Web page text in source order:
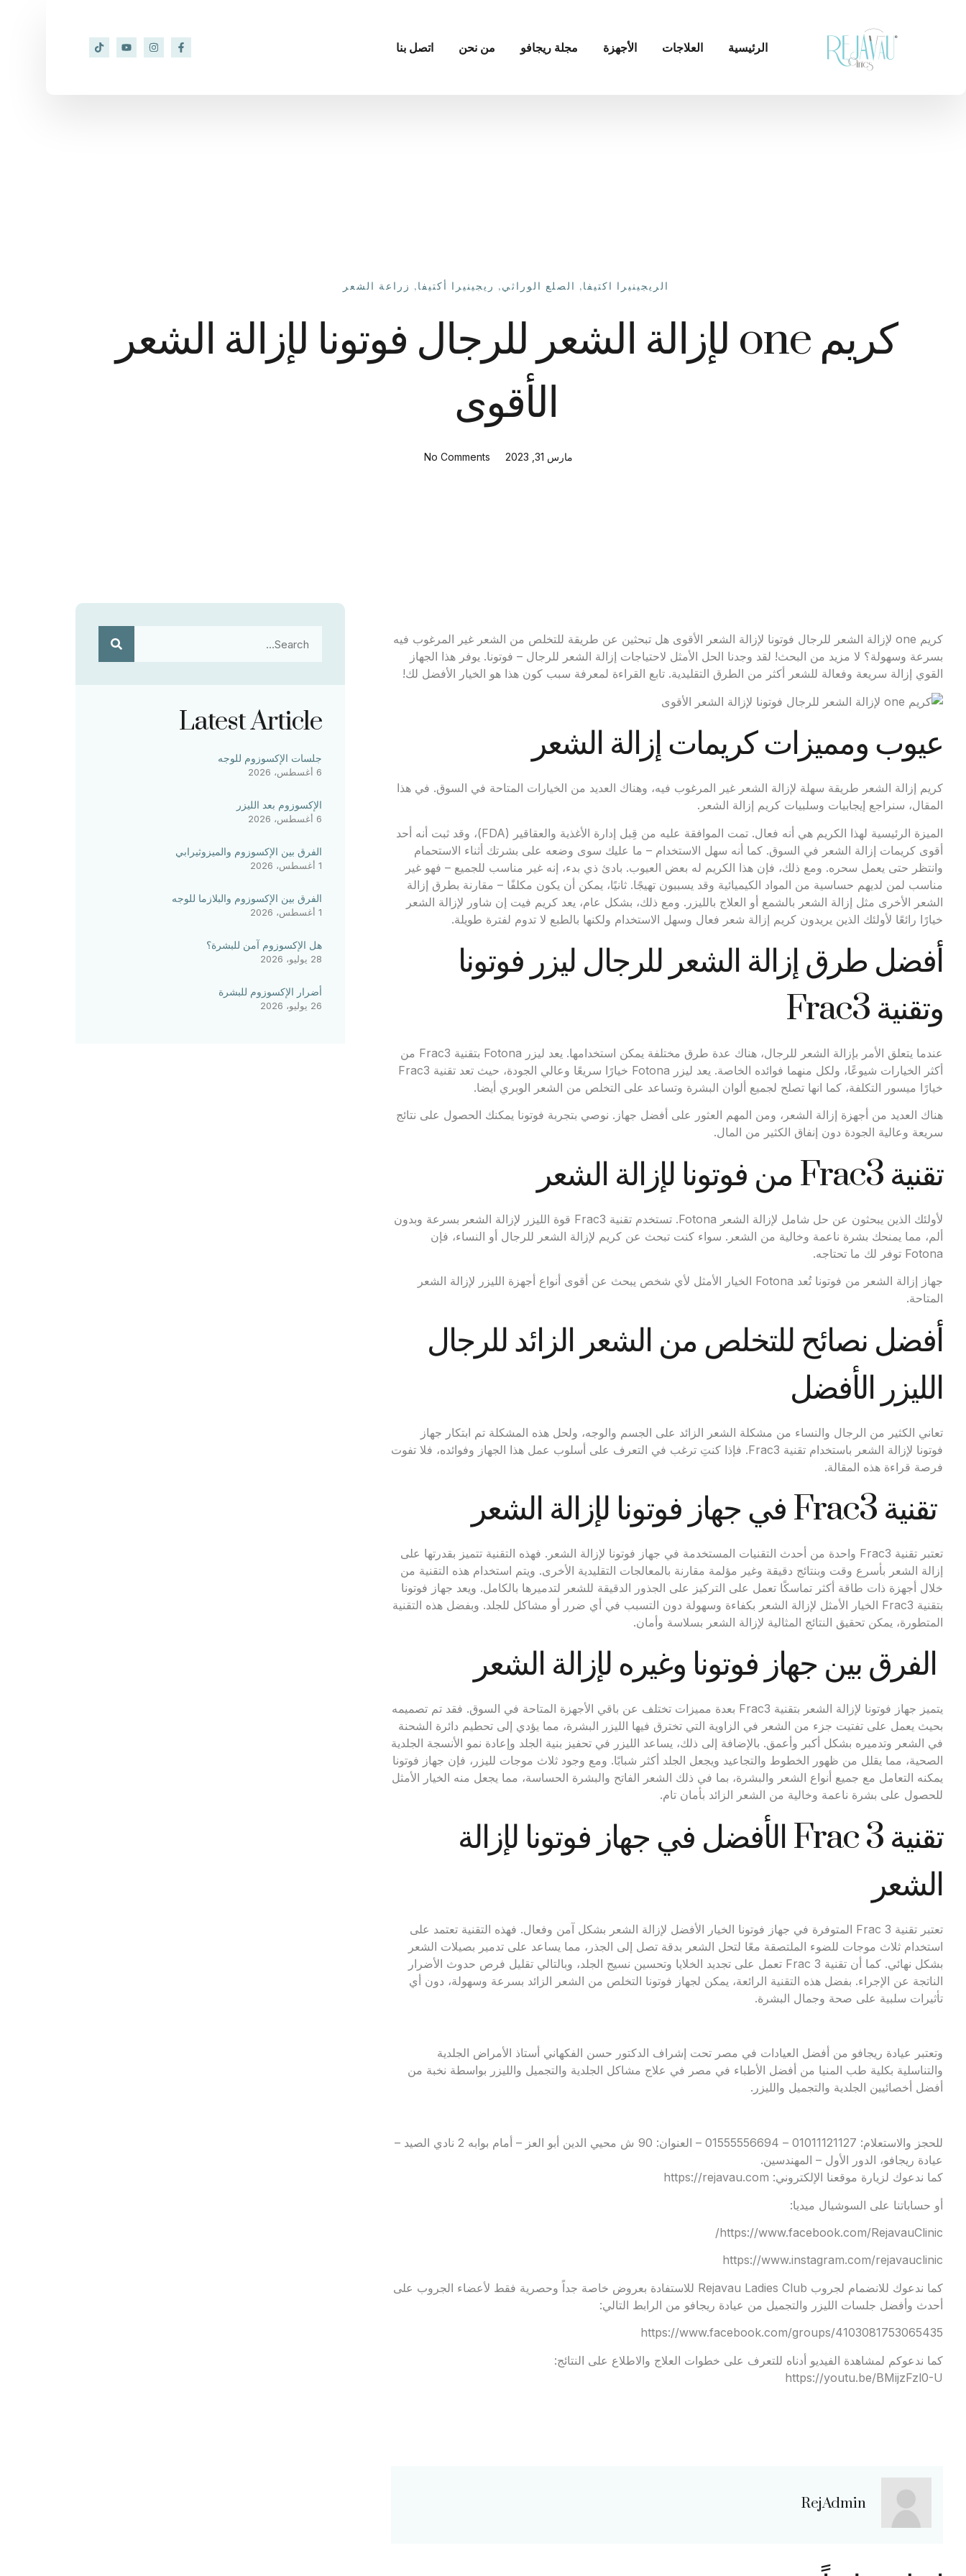
الرئيسية العلاجات الأجهزة مجلة ريجافو من نحن اتصل بنا
الريجينيرا اكتيفا, الصلع الوراثي, ريجينيرا أكتيفا, زراعة الشعر
كريم one لإزالة الشعر للرجال فوتونا لإزالة الشعر
الأقوى
مارس 31, 2023 No Comments
كريم one لإزالة الشعر للرجال فوتونا لإزالة الشعر الأقوى هل تبحثين عن طريقة للتخلص من الشعر غير المرغوب فيه
بسرعة وسهولة؟ لا مزيد من البحث! لقد وجدنا الحل الأمثل لاحتياجات إزالة الشعر للرجال – فوتونا. يوفر هذا الجهاز
القوي إزالة سريعة وفعالة للشعر أكثر من الطرق التقليدية. تابع القراءة لمعرفة سبب كون هذا هو الخيار الأفضل لك!
عيوب ومميزات كريمات إزالة الشعر
كريم إزالة الشعر طريقة سهلة لإزالة الشعر غير المرغوب فيه، وهناك العديد من الخيارات المتاحة في السوق. في هذا
المقال، سنراجع إيجابيات وسلبيات كريم إزالة الشعر.
الميزة الرئيسية لهذا الكريم هي أنه فعال. تمت الموافقة عليه من قِبل إدارة الأغذية والعقاقير (FDA)، وقد ثبت أنه أحد
أقوى كريمات إزالة الشعر في السوق. كما أنه سهل الاستخدام – ما عليك سوى وضعه على بشرتك أثناء الاستحمام
وانتظر حتى يعمل سحره. ومع ذلك، فإن هذا الكريم له بعض العيوب. بادئ ذي بدء، إنه غير مناسب للجميع – فهو غير
مناسب لمن لديهم حساسية من المواد الكيميائية وقد يسببون تهيجًا. ثانيًا، يمكن أن يكون مكلفًا – مقارنة بطرق إزالة
الشعر الأخرى مثل إزالة الشعر بالشمع أو العلاج بالليزر. ومع ذلك، بشكل عام، يعد كريم فيت إن شاور لإزالة الشعر
خيارًا رائعًا لأولئك الذين يريدون كريم إزالة شعر فعال وسهل الاستخدام ولكنها بالطبع لا تدوم لفترة طويلة.
أفضل طرق إزالة الشعر للرجال ليزر فوتونا
وتقنية Frac3
عندما يتعلق الأمر بإزالة الشعر للرجال، هناك عدة طرق مختلفة يمكن استخدامها. يعد ليزر Fotona بتقنية Frac3 من
أكثر الخيارات شيوعًا، ولكل منهما فوائده الخاصة. يعد ليزر Fotona خيارًا سريعًا وعالي الجودة، حيث تعد تقنية Frac3
خيارًا ميسور التكلفة، كما انها تصلح لجميع ألوان البشرة وتساعد على التخلص من الشعر الوبري أيضا.
هناك العديد من أجهزة إزالة الشعر، ومن المهم العثور على أفضل جهاز. نوصي بتجربة فوتونا يمكنك الحصول على نتائج
سريعة وعالية الجودة دون إنفاق الكثير من المال.
تقنية Frac3 من فوتونا لإزالة الشعر
لأولئك الذين يبحثون عن حل شامل لإزالة الشعر Fotona. تستخدم تقنية Frac3 قوة الليزر لإزالة الشعر بسرعة وبدون
ألم، مما يمنحك بشرة ناعمة وخالية من الشعر. سواء كنت تبحث عن كريم لإزالة الشعر للرجال أو النساء، فإن
Fotona توفر لك ما تحتاجه.
جهاز إزالة الشعر من فوتونا تُعد Fotona الخيار الأمثل لأي شخص يبحث عن أقوى أنواع أجهزة الليزر لإزالة الشعر
المتاحة.
أفضل نصائح للتخلص من الشعر الزائد للرجال
الليزر الأفضل
تعاني الكثير من الرجال والنساء من مشكلة الشعر الزائد على الجسم والوجه، ولحل هذه المشكلة تم ابتكار جهاز
فوتونا لإزالة الشعر باستخدام تقنية Frac3. فإذا كنتِ ترغب في التعرف على أسلوب عمل هذا الجهاز وفوائده، فلا تفوت
فرصة قراءة هذه المقالة.
تقنية Frac3 في جهاز فوتونا لإزالة الشعر
تعتبر تقنية Frac3 واحدة من أحدث التقنيات المستخدمة في جهاز فوتونا لإزالة الشعر. فهذه التقنية تتميز بقدرتها على
إزالة الشعر بأسرع وقت وبنتائج دقيقة وغير مؤلمة مقارنة بالمعالجات التقليدية الأخرى. ويتم استخدام هذه التقنية من
خلال أجهزة ذات طاقة أكثر تماسكًا تعمل على التركيز على الجذور الدقيقة للشعر لتدميرها بالكامل. ويعد جهاز فوتونا
بتقنية Frac3 الخيار الأمثل لإزالة الشعر بكفاءة وسهولة دون التسبب في أي ضرر أو مشاكل للجلد. وبفضل هذه التقنية
المتطورة، يمكن تحقيق النتائج المثالية لإزالة الشعر بسلاسة وأمان.
الفرق بين جهاز فوتونا وغيره لإزالة الشعر
يتميز جهاز فوتونا لإزالة الشعر بتقنية Frac3 بعدة مميزات تختلف عن باقي الأجهزة المتاحة في السوق. فقد تم تصميمه
بحيث يعمل على تفتيت جزء من الشعر في الزاوية التي تخترق فيها الليزر البشرة، مما يؤدي إلى تحطيم دائرة الشحنة
في الشعر وتدميره بشكل أكبر وأعمق. بالإضافة إلى ذلك، يساعد الليزر في تحفيز بنية الجلد وإعادة نمو الأنسجة الجلدية
الصحية، مما يقلل من ظهور الخطوط والتجاعيد ويجعل الجلد أكثر شبابًا. ومع وجود ثلاث موجات لليزر، فإن جهاز فوتونا
يمكنه التعامل مع جميع أنواع الشعر والبشرة، بما في ذلك الشعر الفاتح والبشرة الحساسة، مما يجعل منه الخيار الأمثل
للحصول على بشرة ناعمة وخالية من الشعر الزائد بأمان تام.
تقنية Frac 3 الأفضل في جهاز فوتونا لإزالة
الشعر
تعتبر تقنية Frac 3 المتوفرة في جهاز فوتونا الخيار الأفضل لإزالة الشعر بشكل آمن وفعال. فهذه التقنية تعتمد على
استخدام ثلاث موجات للضوء الملتصقة معًا لتحل الشعر بدقة تصل إلى الجذر، مما يساعد على تدمير بصيلات الشعر
بشكل نهائي. كما أن تقنية Frac 3 تعمل على تجديد الخلايا وتحسين نسيج الجلد، وبالتالي تقليل فرص حدوث الأضرار
الناتجة عن الإجراء. بفضل هذه التقنية الرائعة، يمكن لجهاز فوتونا التخلص من الشعر الزائد بسرعة وسهولة، دون أي
تأثيرات سلبية على صحة وجمال البشرة.
وتعتبر عيادة ريجافو من أفضل العيادات في مصر تحت إشراف الدكتور حسن الفكهاني أستاذ الأمراض الجلدية
والتناسلية بكلية طب المنيا من أفضل الأطباء في مصر في علاج مشاكل الجلدية والتجميل والليزر بواسطة نخبة من
أفضل أخصائيين الجلدية والتجميل والليزر.
للحجز والاستعلام: 01011121127 – 01555556694 – العنوان: 90 ش محيي الدين أبو العز – أمام بوابه 2 نادي الصيد –
عيادة ريجافو، الدور الأول – المهندسين.
كما ندعوك لزيارة موقعنا الإلكتروني: https://rejavau.com
أو حساباتنا على السوشيال ميديا:
https://www.facebook.com/RejavauClinic/
https://www.instagram.com/rejavauclinic
كما ندعوك للانضمام لجروب Rejavau Ladies Club للاستفادة بعروض خاصة جداً وحصرية فقط لأعضاء الجروب على
أحدث وأفضل جلسات الليزر والتجميل من عيادة ريجافو من الرابط التالي:
https://www.facebook.com/groups/4103081753065435
كما ندعوكم لمشاهدة الفيديو أدناه للتعرف على خطوات العلاج والاطلاع على النتائج:
https://youtu.be/BMijzFzl0-U
RejAdmin
Latest Article
جلسات الإكسوزوم للوجه
6 أغسطس، 2026
الإكسوزوم بعد الليزر
6 أغسطس، 2026
الفرق بين الإكسوزوم والميزوثيرابي
1 أغسطس، 2026
الفرق بين الإكسوزوم والبلازما للوجه
1 أغسطس، 2026
هل الإكسوزوم آمن للبشرة؟
28 يوليو، 2026
أضرار الإكسوزوم للبشرة
26 يوليو، 2026